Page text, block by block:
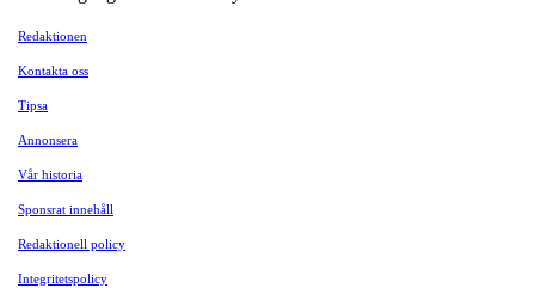
Redaktionen
Kontakta oss
Tipsa
Annonsera
Vår historia
Sponsrat innehåll
Redaktionell policy
Integritetspolicy